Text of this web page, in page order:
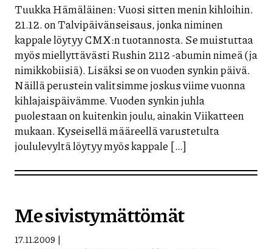
Tuukka Hämäläinen: Vuosi sitten menin kihloihin.
21.12. on Talvipäivänseisaus, jonka niminen
kappale löytyy CMX:n tuotannosta. Se muistuttaa
myös miellyttävästi Rushin 2112 -abumin nimeä (ja
nimikkobiisiä). Lisäksi se on vuoden synkin päivä.
Näillä perustein valitsimme joskus viime vuonna
kihlajaispäivämme. Vuoden synkin juhla
puolestaan on kuitenkin joulu, ainakin Viikatteen
mukaan. Kyseisellä määreellä varustetulta
joululevyltä löytyy myös kappale […]
Me sivistymättömät
17.11.2009